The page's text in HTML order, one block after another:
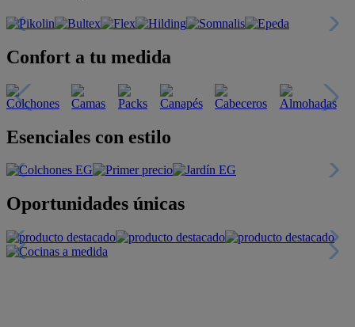
Confort a tu medida
Esenciales con estilo
Oportunidades únicas